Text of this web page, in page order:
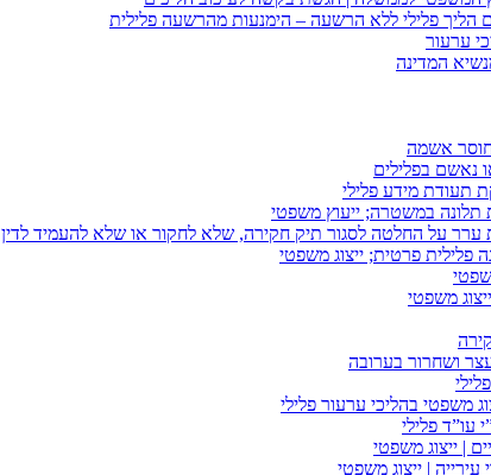
הליך פלילי ללא הרשעה – הימנעות מהרשעה פלילית
ערעור
המדינה
אשמה
נאשם בפלילים
תעודת מידע פלילי
תלונה במשטרה; ייעוץ משפטי
ערר על החלטה לסגור תיק חקירה, שלא לחקור או שלא להעמיד לדין
פלילית פרטית; ייצוג משפטי
משפטי
ושחרור בערובה
משפטי בהליכי ערעור פלילי
עו”ד פלילי
| ייצוג משפטי
| ייצוג משפטי